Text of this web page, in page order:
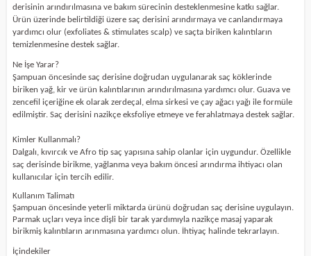
derisinin arındırılmasına ve bakım sürecinin desteklenmesine katkı sağlar.
Ürün üzerinde belirtildiği üzere saç derisini arındırmaya ve canlandırmaya
yardımcı olur (exfoliates & stimulates scalp) ve saçta biriken kalıntıların
temizlenmesine destek sağlar.
Ne İşe Yarar?
Şampuan öncesinde saç derisine doğrudan uygulanarak saç köklerinde
biriken yağ, kir ve ürün kalıntılarının arındırılmasına yardımcı olur. Guava ve
zencefil içeriğine ek olarak zerdeçal, elma sirkesi ve çay ağacı yağı ile formüle
edilmiştir. Saç derisini nazikçe eksfoliye etmeye ve ferahlatmaya destek sağlar.
Kimler Kullanmalı?
Dalgalı, kıvırcık ve Afro tip saç yapısına sahip olanlar için uygundur. Özellikle
saç derisinde birikme, yağlanma veya bakım öncesi arındırma ihtiyacı olan
kullanıcılar için tercih edilir.
Kullanım Talimatı
Şampuan öncesinde yeterli miktarda ürünü doğrudan saç derisine uygulayın.
Parmak uçları veya ince dişli bir tarak yardımıyla nazikçe masaj yaparak
birikmiş kalıntıların arınmasına yardımcı olun. İhtiyaç halinde tekrarlayın.
İçindekiler